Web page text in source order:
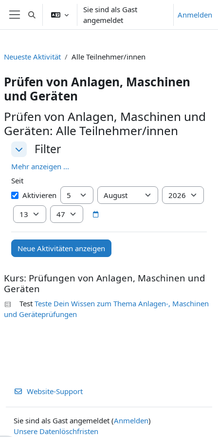
Zum Hauptinhalt
Website-Übersicht
Sucheingabe umschalten
Sie sind als Gast
angemeldet
Anmelden
Neueste Aktivität Alle Teilnehmer/innen
Prüfen von Anlagen, Maschinen
und Geräten
Prüfen von Anlagen, Maschinen und
Geräten: Alle Teilnehmer/innen
Filter
FilterFilter
Mehr anzeigen ...
Seit
SeitAktivieren Tag Monat
Jahr
Stunde
Minute
Kurs: Prüfungen von Anlagen, Maschinen und
Geräten
Test Teste Dein Wissen zum Thema Anlagen-, Maschinen
und Geräteprüfungen
Website-Support
Sie sind als Gast angemeldet (Anmelden)
Unsere Datenlöschfristen